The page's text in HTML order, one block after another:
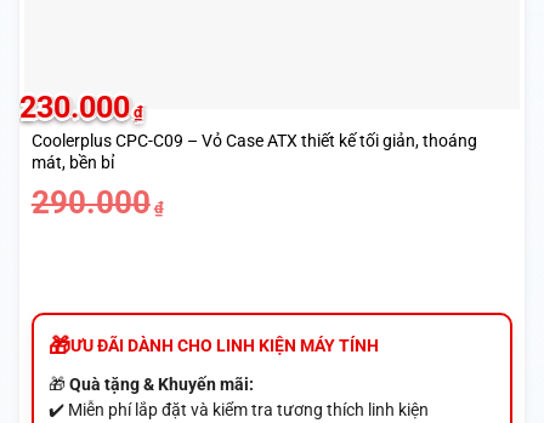
Coolerplus CPC-C09 – Vỏ Case ATX thiết kế tối giản, thoáng
mát, bền bỉ
290.000 ₫
230.000 ₫
230.000₫.
ƯU ĐÃI DÀNH CHO LINH KIỆN MÁY TÍNH
🎁Quà tặng & Khuyến mãi:
✔️ Miễn phí lắp đặt và kiểm tra tương thích linh kiện